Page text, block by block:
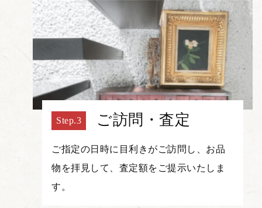
ご訪問・査定
ご指定の日時に目利きがご訪問し、お品
物を拝見して、査定額をご提示いたしま
す。